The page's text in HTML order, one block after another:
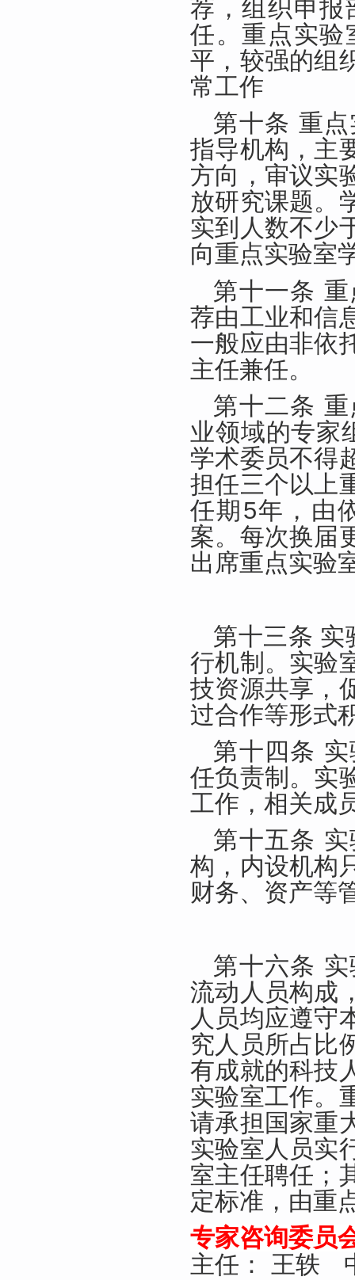
荐，组织申报
任。重点实验
平，较强的组
常工作
第十条 重
指导机构，主
方向，审议实
放研究课题。
实到人数不少
向重点实验室
第十一条
荐由工业和信
一般应由非依
主任兼任。
第十二条
业领域的专家
学术委员不得
担任三个以上
任期5年，由
案。每次换届
出席重点实验
第十三条 实
行机制。实验
技资源共享，
过合作等形式
第十四条
任负责制。实
工作，相关成
第十五条
构，内设机构
财务、资产等
第十六条
流动人员构成
人员均应遵守
究人员所占比
有成就的科技
实验室工作。
请承担国家重
实验室人员实
室主任聘任；
定标准，由重
专家咨询委员
主任： 王轶